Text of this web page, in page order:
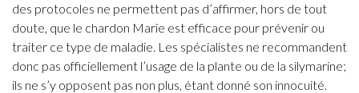
des protocoles ne permettent pas d’affirmer, hors de tout
doute, que le chardon Marie est efficace pour prévenir ou
traiter ce type de maladie. Les spécialistes ne recommandent
donc pas officiellement l’usage de la plante ou de la silymarine;
ils ne s’y opposent pas non plus, étant donné son innocuité.